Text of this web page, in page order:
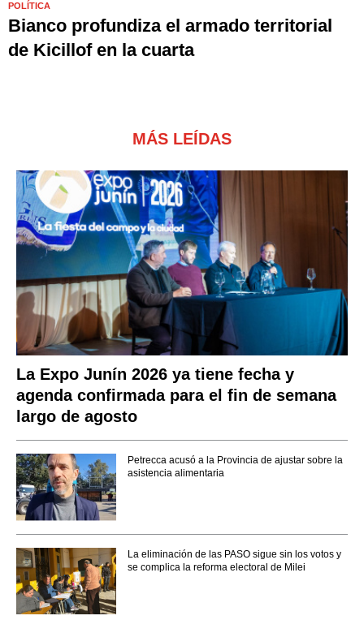
POLÍTICA
Bianco profundiza el armado territorial
de Kicillof en la cuarta
MÁS LEÍDAS
La Expo Junín 2026 ya tiene fecha y
agenda confirmada para el fin de semana
largo de agosto
Petrecca acusó a la Provincia de ajustar sobre la
asistencia alimentaria
La eliminación de las PASO sigue sin los votos y
se complica la reforma electoral de Milei